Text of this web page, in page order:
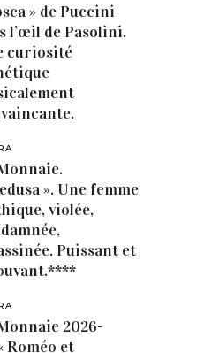
» de Puccini
l’œil de Pasolini.
curiosité
». Une femme
violée,
Puissant et
2026-
Roméo et